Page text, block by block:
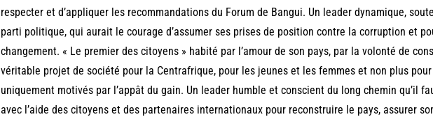
respecter et d’appliquer les recommandations du Forum de Bangui. Un leader dynamique,
parti politique, qui aurait le courage d’assumer ses prises de position contre la corruption et
changement. « Le premier des citoyens » habité par l’amour de son pays, par la volonté de
véritable projet de société pour la Centrafrique, pour les jeunes et les femmes et non plus
uniquement motivés par l’appât du gain. Un leader humble et conscient du long chemin qu’il
avec l’aide des citoyens et des partenaires internationaux pour reconstruire le pays, assurer